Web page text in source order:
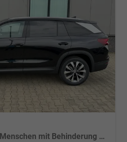
Selection Angebot f. Menschen mit Behinderung 100%! 1.5 TSI Mild-Hybrid 150PS DSG, 17" Alu, Parksensoren v/h, Rückfahrkamera, 3-Zonen-Climatronic, SunSet, Sitzheizung, Side Assist, Fernlicht-Assist, Tempomat, Infotainment 10" + Smartlink, Virtual Cockpit, Tempo